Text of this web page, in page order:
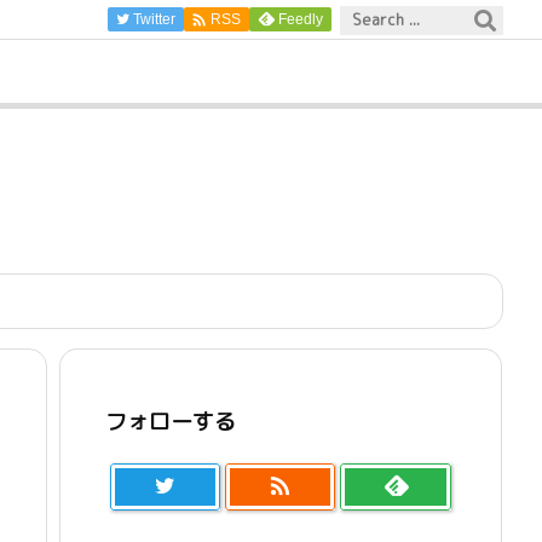
Twitter  RSS Feedly
フォローする
